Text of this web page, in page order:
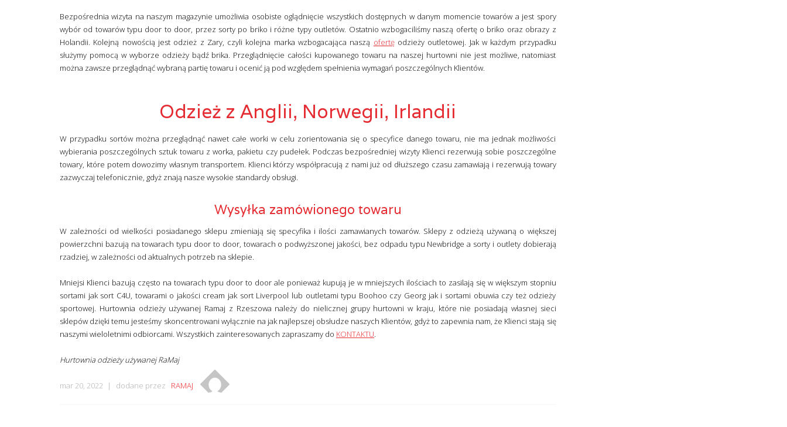
Bezpośrednia wizyta na naszym magazynie umożliwia osobiste oglądnięcie wszystkich dostępnych w danym momencie towarów a jest spory
wybór od towarów typu door to door, przez sorty po briko i różne typy outletów. Ostatnio wzbogaciliśmy naszą ofertę o briko oraz obrazy z
Holandii. Kolejną nowością jest odzież z Zary, czyli kolejna marka wzbogacająca naszą ofertęodzieży outletowej. Jak w każdym przypadku
służymy pomocą w wyborze odzieży bądź brika. Przeglądnięcie całości kupowanego towaru na naszej hurtowni nie jest możliwe, natomiast
można zawsze przeglądnąć wybraną partię towaru i ocenić ją pod względem spełnienia wymagań poszczególnych Klientów.
Odzież z Anglii, Norwegii, Irlandii
W przypadku sortów można przeglądnąć nawet całe worki w celu zorientowania się o specyfice danego towaru, nie ma jednak możliwości
wybierania poszczególnych sztuk towaru z worka, pakietu czy pudełek. Podczas bezpośredniej wizyty Klienci rezerwują sobie poszczególne
towary, które potem dowozimy własnym transportem. Klienci którzy współpracują z nami już od dłuższego czasu zamawiają i rezerwują towary
zazwyczaj telefonicznie, gdyż znają nasze wysokie standardy obsługi.
Wysyłka zamówionego towaru
W zależności od wielkości posiadanego sklepu zmieniają się specyfika i ilości zamawianych towarów. Sklepy z odzieżą używaną o większej
powierzchni bazują na towarach typu door to door, towarach o podwyższonej jakości, bez odpadu typu Newbridge a sorty i outlety dobierają
rzadziej, w zależności od aktualnych potrzeb na sklepie.
Mniejsi Klienci bazują często na towarach typu door to door ale ponieważ kupują je w mniejszych ilościach to zasilają się w większym stopniu
sortami jak sort C4U, towarami o jakości cream jak sort Liverpool lub outletami typu Boohoo czy Georg jak i sortami obuwia czy też odzieży
sportowej. Hurtownia odzieży używanej Ramaj z Rzeszowa należy do nielicznej grupy hurtowni w kraju, które nie posiadają własnej sieci
sklepów dzięki temu jesteśmy skoncentrowani wyłącznie na jak najlepszej obsłudze naszych Klientów, gdyż to zapewnia nam, że Klienci stają się
naszymi wieloletnimi odbiorcami. Wszystkich zainteresowanych zapraszamy do KONTAKTU.
Hurtownia odzieży używanej RaMaj
mar 20, 2022 dodane przez RAMAJ